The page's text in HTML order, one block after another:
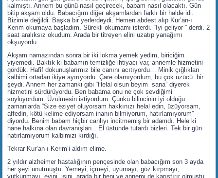
kalmıştı. Annem bu günü nasıl geçirecek, babam nasıl olacaktı. Gün
bitip akşam oldu. Babacığım diğer akşamlardan farklı bir halde idi.
Bizimle değildi. Başka bir yerlerdeydi. Hemen abdest alıp Kur’an-ı
Kerim okumaya başladım. Sürekli okumamı isterdi. “İyi geliyor ” derdi. 2
saat aralıksız okudum. Arada bir titreyen elini uzatıp yanağımı
okşuyordu.
Akşam namazından sonra bir iki lokma yemek yedim, biriciğim
yiyemedi. Baktık ki babamın temizliğe ihtiyacı var, annemle hizmetini
gördük. Hafif dokunuşlarımız bile canını acıtıyordu… Minik çığlıkları
kalbimi ortadan ikiye ayırıyordu. Çare olamıyordum, bu çok üzücü bir
şeydi. Annem her zamanki gibi “Helal olsun beyim sana” diyerek
hizmetini sürdürüyordu. Ben babama onu ne çok sevdiğimi
söylüyordum. Üzülmesin istiyordum. Çünkü bilincinin iyi olduğu
zamanlarda “Size eziyet oluyorsam hakkınızı helal edin, üzüyorsam,
affedin, kötü kelime ediyorsam inanın bilmiyorum, hatırlamıyorum”
diyordu. Benim babam hiçbir canlıyı incitmemiş bir adamdı. Hele ki
hane halkına olan davranışları…El üstünde tutardı bizleri. Tek bir gün
hatırlamıyorum kalbimizi kırdığı.
Tekrar Kur’an-ı Kerim’i aldım elime.
2 yıldır alzheimer hastalığının pençesinde olan babacığım son 3 ayda
her şeyi unutmuştu. Yemeyi, içmeyi, uyumayı, göz kırpmayı,
yutkunmayı, evini, işini, arada bir beni ve annemi de karıştırır olmuştu.